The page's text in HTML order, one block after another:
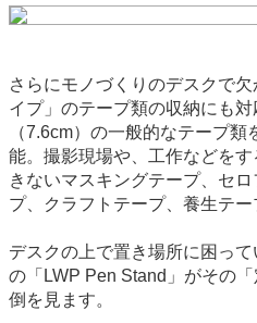
さらにモノづくりのデスクで
イプ」のテープ類の収納にも
（7.6cm）の一般的なテープ
能。撮影現場や、工作などを
きないマスキングテープ、セ
プ、クラフトテープ、養生テー
デスクの上で置き場所に困っ
の「LWP Pen Stand」がその
倒を見ます。